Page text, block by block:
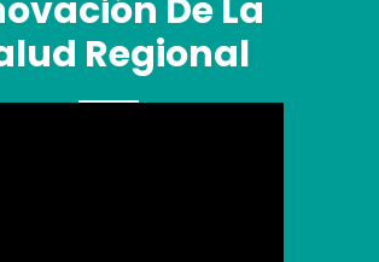
De La
Regional